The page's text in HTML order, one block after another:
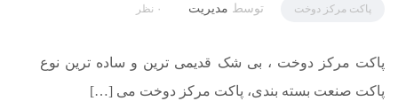
پاکت مرکز دوخت توسط مدیریت ۰ نظر
پاکت مرکز دوخت ، بی شک قدیمی ترین و ساده ترین نوع
پاکت صنعت بسته بندی، پاکت مرکز دوخت می […]